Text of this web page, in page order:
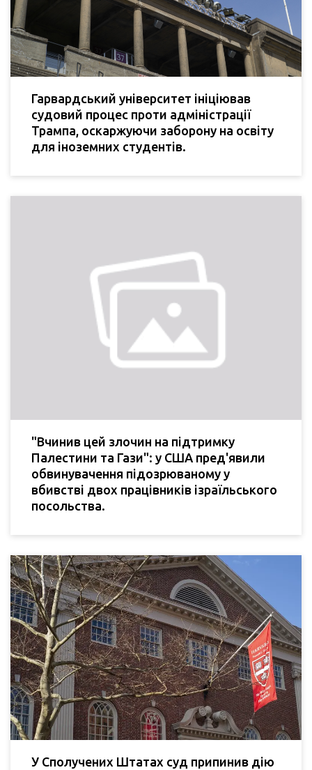
Гарвардський університет ініціював
судовий процес проти адміністрації
Трампа, оскаржуючи заборону на освіту
для іноземних студентів.
"Вчинив цей злочин на підтримку
Палестини та Гази": у США пред'явили
обвинувачення підозрюваному у
вбивстві двох працівників ізраїльського
посольства.
У Сполучених Штатах суд припинив дію